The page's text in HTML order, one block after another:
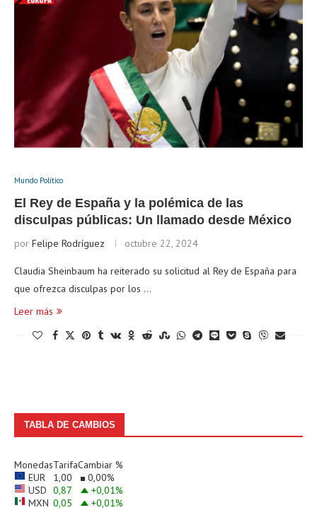
Mundo Político
El Rey de España y la polémica de las
disculpas públicas: Un llamado desde México
por Felipe Rodríguez octubre 22, 2024
Claudia Sheinbaum ha reiterado su solicitud al Rey de España para
que ofrezca disculpas por los …
Leer más
TABLA DE CAMBIOS
MonedasTarifaCambiar %
EUR
1,00 0,00%
USD 0,87 +0,01%
MXN 0,05 +0,01%